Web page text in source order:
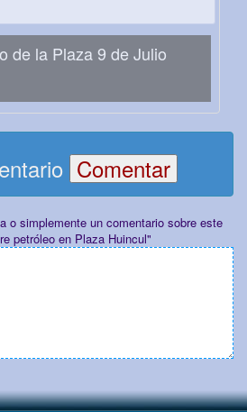
de la Plaza 9 de Julio
o simplemente un comentario sobre este
petróleo en Plaza Huincul"